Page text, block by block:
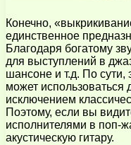
Конечно,
единственное
Благодаря богатому
для выступлений в
шансоне и т.д. По сути,
может использоваться
исключением
Поэтому, если вы
исполнителями в поп-
акустическую гитару.